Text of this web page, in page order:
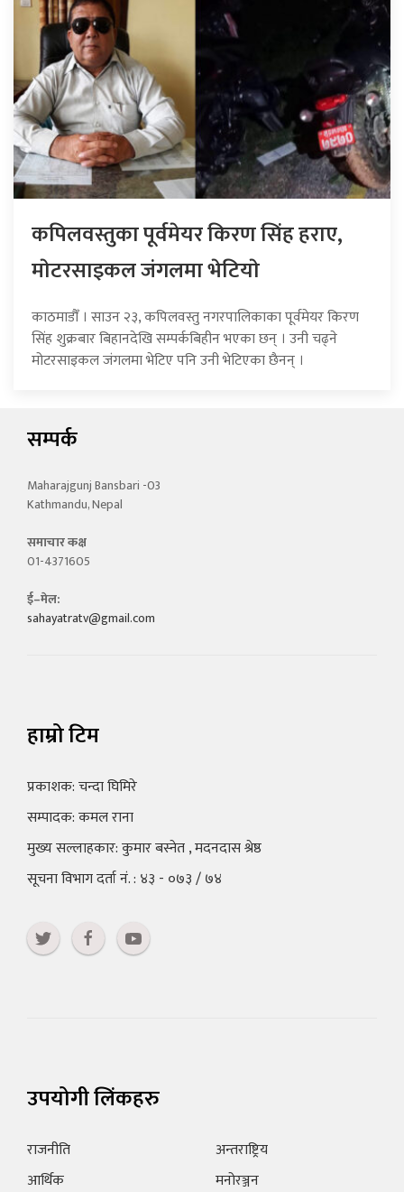
कपिलवस्तुका पूर्वमेयर किरण सिंह हराए,
माेटरसाइकल जंगलमा भेटियाे
काठमाडौँ । साउन २३, कपिलवस्तु नगरपालिकाका पूर्वमेयर किरण
सिंह शुक्रबार बिहानदेखि सम्पर्कबिहीन भएका छन् । उनी चढ्ने
मोटरसाइकल जंगलमा भेटिए पनि उनी भेटिएका छैनन् ।
सम्पर्क
Maharajgunj Bansbari -03
Kathmandu, Nepal
समाचार कक्ष
01-4371605
ई–मेल:
sahayatratv@gmail.com
हाम्रो टिम
प्रकाशक: चन्दा घिमिरे
सम्पादक: कमल राना
मुख्य सल्लाहकार: कुमार बस्नेत , मदनदास श्रेष्ठ
सूचना विभाग दर्ता नं. : ४३ - ०७३ / ७४
उपयोगी लिंकहरु
राजनीति
आर्थिक
अन्तराष्ट्रिय
मनोरञ्जन